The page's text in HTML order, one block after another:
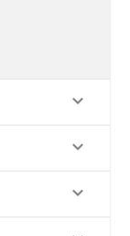
keyboard_arrow_down
keyboard_arrow_down
keyboard_arrow_down